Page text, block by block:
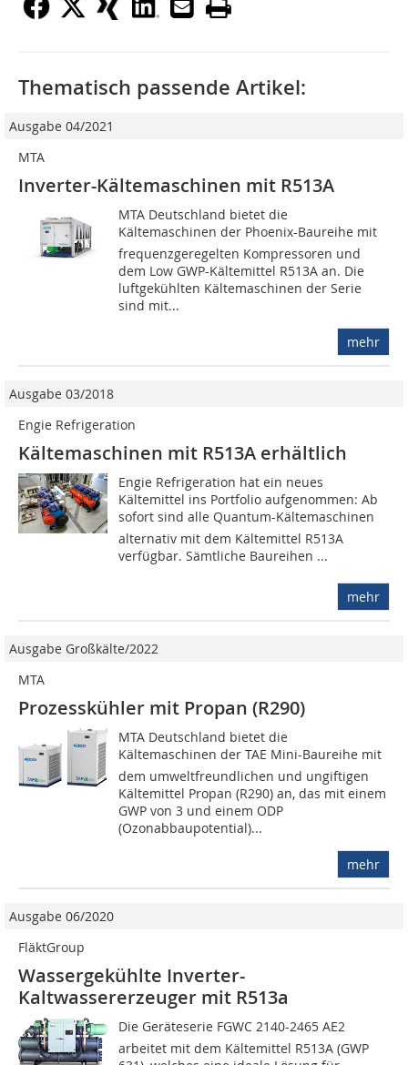
Thematisch passende Artikel:
Ausgabe 04/2021
MTA
Inverter-Kältemaschinen mit R513A
MTA Deutschland bietet die
Kältemaschinen der Phoenix-Baureihe mit
frequenzgeregelten Kompressoren und
dem Low GWP-Kältemittel R513A an. Die
luftgekühlten Kälte­maschinen der Serie
sind mit...
mehr
Ausgabe 03/2018
Engie Refrigeration
Kältemaschinen mit R513A erhältlich
Engie Refrigeration hat ein neues
Kältemittel ins Portfolio aufgenommen: Ab
sofort sind alle Quantum-Kältemaschinen
alternativ mit dem Kältemittel R513A
verfügbar. Sämtliche Baureihen ...
mehr
Ausgabe Großkälte/2022
MTA
Prozesskühler mit Propan (R290)
MTA Deutschland bietet die
Kältemaschinen der TAE Mini-Baureihe mit
dem umweltfreundlichen und ungiftigen
Kältemittel Propan (R290) an, das mit einem
GWP von 3 und einem ODP
(Ozonabbaupotential)...
mehr
Ausgabe 06/2020
FläktGroup
Wassergekühlte Inverter-
Kaltwassererzeuger mit R513a
Die Geräteserie FGWC 2140-2465 AE2
arbeitet mit dem Kältemittel R513A (GWP